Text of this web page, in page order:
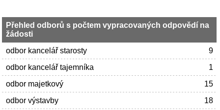
Přehled odborů s počtem vypracovaných odpovědí na
žádosti
odbor kancelář starosty
9
odbor kancelář tajemníka
1
odbor majetkový
15
odbor výstavby
18